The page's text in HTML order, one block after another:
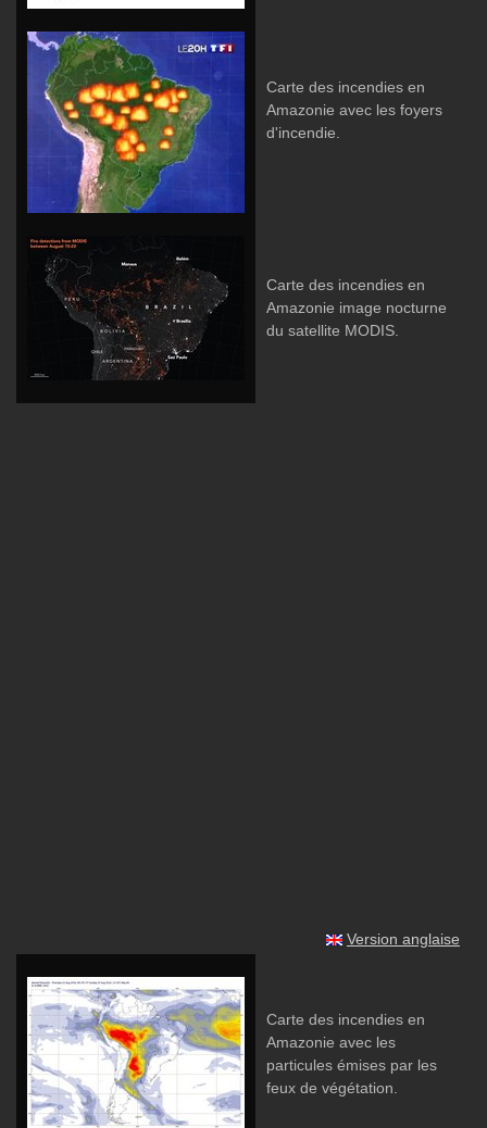
Carte des incendies en
Amazonie avec les foyers
d'incendie.
Carte des incendies en
Amazonie image nocturne
du satellite MODIS.
Version anglaise
Carte des incendies en
Amazonie avec les
particules émises par les
feux de végétation.